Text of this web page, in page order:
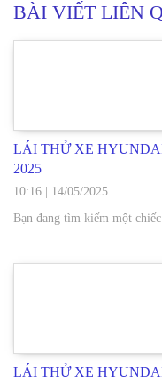
BÀI VIẾT LIÊN
LÁI THỬ XE
2025
10:16
14/05/2025
Bạn đang tìm kiếm một
LÁI THỬ XE